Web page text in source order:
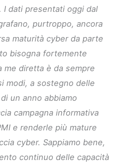
I dati presentati oggi dal
purtroppo, ancora
maturità cyber da parte
bisogna fortemente
me diretta è da sempre
modi, a sostegno delle
un anno abbiamo
campagna informativa
e renderle più mature
cyber. Sappiamo bene,
continuo delle capacità